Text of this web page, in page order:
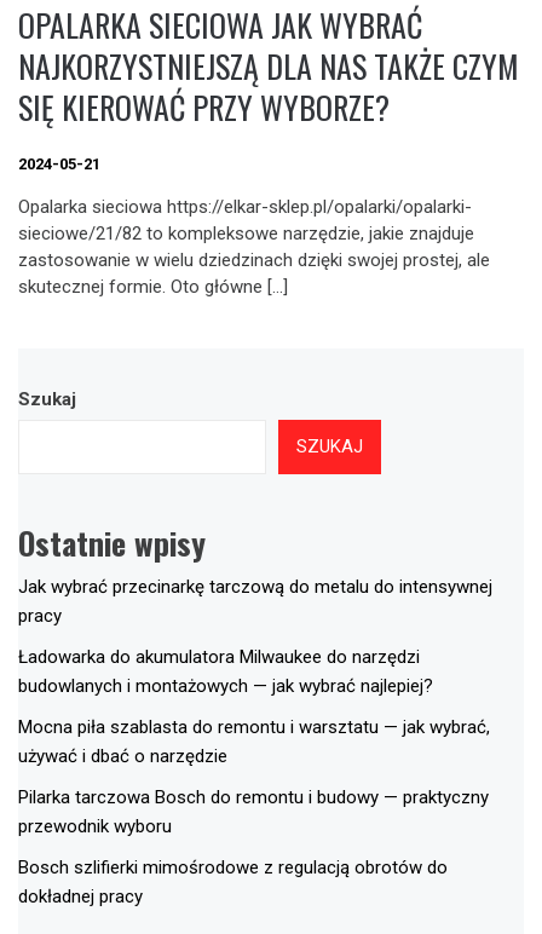
OPALARKA SIECIOWA JAK WYBRAĆ
NAJKORZYSTNIEJSZĄ DLA NAS TAKŻE CZYM
SIĘ KIEROWAĆ PRZY WYBORZE?
2024-05-21
Opalarka sieciowa https://elkar-sklep.pl/opalarki/opalarki-
sieciowe/21/82 to kompleksowe narzędzie, jakie znajduje
zastosowanie w wielu dziedzinach dzięki swojej prostej, ale
skutecznej formie. Oto główne […]
Szukaj
SZUKAJ
Ostatnie wpisy
Jak wybrać przecinarkę tarczową do metalu do intensywnej
pracy
Ładowarka do akumulatora Milwaukee do narzędzi
budowlanych i montażowych — jak wybrać najlepiej?
Mocna piła szablasta do remontu i warsztatu — jak wybrać,
używać i dbać o narzędzie
Pilarka tarczowa Bosch do remontu i budowy — praktyczny
przewodnik wyboru
Bosch szlifierki mimośrodowe z regulacją obrotów do
dokładnej pracy